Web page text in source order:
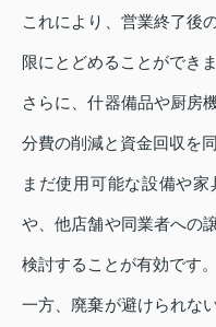
これにより、営業終了後
限にとどめることができま
さらに、什器備品や厨房
分費の削減と資金回収を
まだ使用可能な設備や
や、他店舗や同業者への
検討することが有効です。
一方、廃棄が避けられな